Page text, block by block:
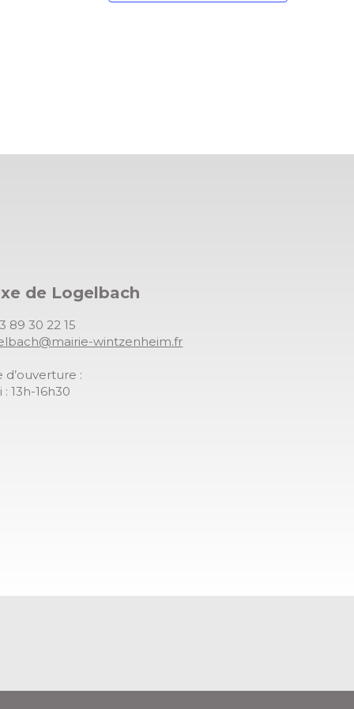
de Logelbach
89 30 22 15
wintzenheim.fr
d’ouverture :
: 13h-16h30